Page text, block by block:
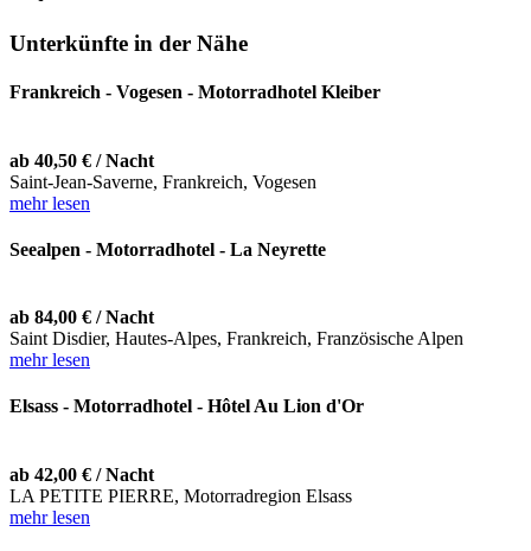
Unterkünfte in der Nähe
Frankreich - Vogesen - Motorradhotel Kleiber
ab 40,50 € / Nacht
Saint-Jean-Saverne, Frankreich, Vogesen
mehr lesen
Seealpen - Motorradhotel - La Neyrette
ab 84,00 € / Nacht
Saint Disdier, Hautes-Alpes, Frankreich, Französische Alpen
mehr lesen
Elsass - Motorradhotel - Hôtel Au Lion d'Or
ab 42,00 € / Nacht
LA PETITE PIERRE, Motorradregion Elsass
mehr lesen